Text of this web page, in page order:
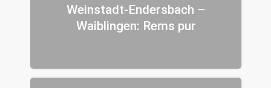
Weinstadt-Endersbach –
Waiblingen: Rems pur